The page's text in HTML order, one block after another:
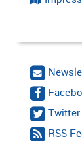
Twitter
RSS-